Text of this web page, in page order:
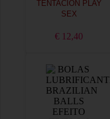
TENTACIÓN PLAY
SEX
€ 12,40